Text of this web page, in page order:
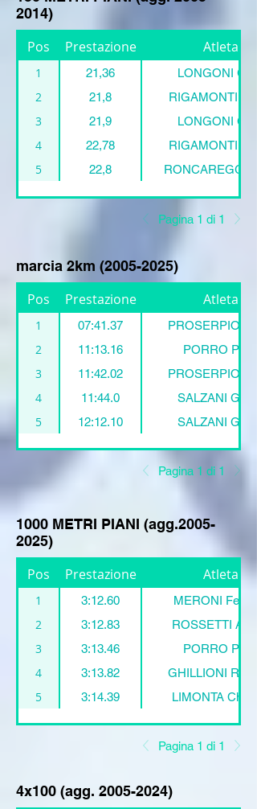
2014)
Pos Prestazione Atleta:
1 21,36 LONGONI
2 21,8 RIGAMONTI
3 21,9 LONGONI
4 22,78 RIGAMONTI
5 22,8 RONCAREGGI
Pagina 1 di 1
marcia 2km (2005-2025)
Pos Prestazione Atleta:
1 07:41.37 PROSERPIO
2 11:13.16 PORRO Pietro
3 11:42.02 PROSERPIO
4 11:44.0 SALZANI
5 12:12.10 SALZANI
Pagina 1 di 1
1000 METRI PIANI (agg.2005-
2025)
Pos Prestazione Atleta:
1 3:12.60 MERONI
2 3:12.83 ROSSETTI
3 3:13.46 PORRO Pietro
4 3:13.82 GHILLIONI
5 3:14.39 LIMONTA
Pagina 1 di 1
4x100 (agg. 2005-2024)